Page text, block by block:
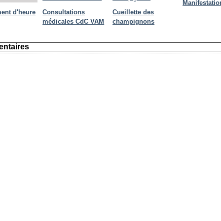
d'heure
Consultations
médicales CdC VAM
Cueillette des
champignons